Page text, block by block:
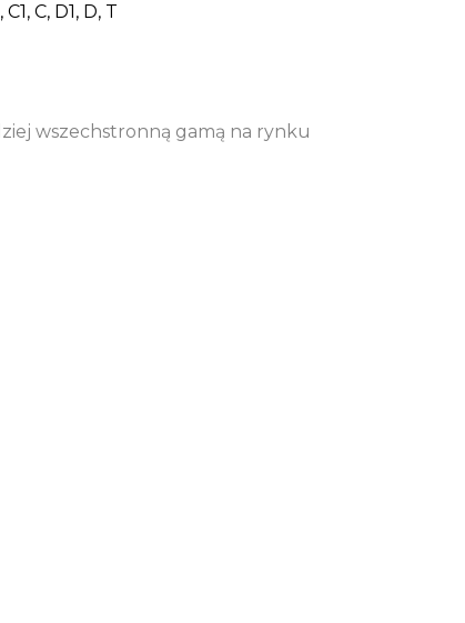
C, D1, D, T
wszechstronną gamą na rynku